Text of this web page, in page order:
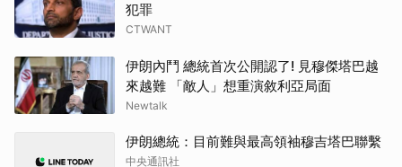
犯罪
CTWANT
伊朗內鬥 總統首次公開認了! 見穆傑塔巴越
來越難 「敵人」想重演敘利亞局面
Newtalk
伊朗總統：目前難與最高領袖穆吉塔巴聯繫
中央通訊社